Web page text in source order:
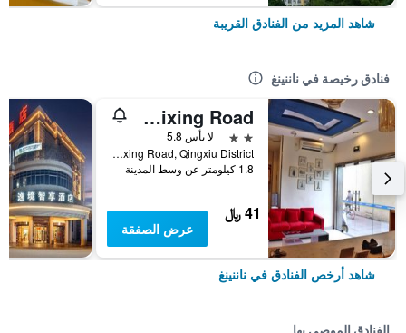
شاهد المزيد من الفنادق القريبة
فنادق رخيصة في ناننينغ
7Days Inn Nanning Qixing Road
2 نجمتين
لا بأس 5.8
No.128-25, Qixing Road, Qingxiu District, ناننينغ, الصين
1.8 كيلومتر عن وسط المدينة
41 ﷼
عرض الصفقة
شاهد أرخص الفنادق في ناننينغ
الفنادق الموصى بها